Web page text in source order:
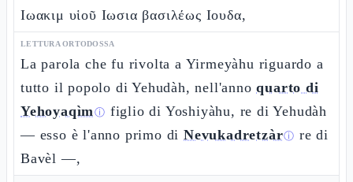
Ιωακιμ υἱοῦ Ιωσια βασιλέως Ιουδα,
LETTURA ORTODOSSA
La parola che fu rivolta a Yirmeyàhu riguardo a
tutto il popolo di Yehudàh, nell'annoquarto di
Yehoyaqìmⓘ figlio di Yoshiyàhu, re di Yehudàh
— esso è l'anno primo diNevukadretzàrⓘ re di
Bavèl —,